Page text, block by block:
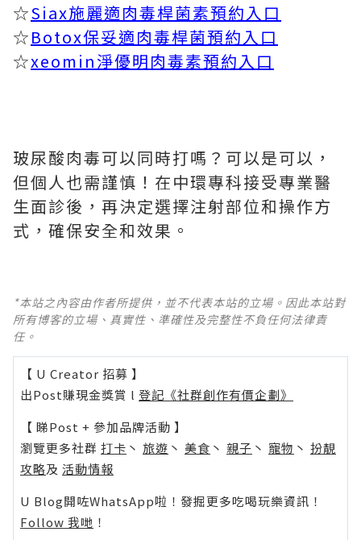
☆Siax施麗適肉毒桿菌素預約入口
☆Botox保妥適肉毒桿菌預約入口
☆xeomin淨優明肉毒素預約入口
玻尿酸肉毒可以同時打嗎？可以是可以，
但個人也需謹慎！在中環專科接受專業醫
生面診後，再決定選擇注射部位和操作方
式，確保安全和效果。
*本站之內容由作者所提供，並不代表本站的立場。因此本站對
所有博客的立場、真實性、準確性及完整性不負任何法律責
任。
【 U Creator 招募 】
出Post賺現金獎賞 l 登記《社群創作有價企劃》
【 睇Post + 參加品牌活動 】
瀏覽更多社群 打卡 丶 旅遊 丶 美食 丶 親子 丶 寵物 丶 扮靚
攻略及 活動情報
U Blog開咗WhatsApp啦！發掘更多吃喝玩樂資訊！
Follow 我哋 ！